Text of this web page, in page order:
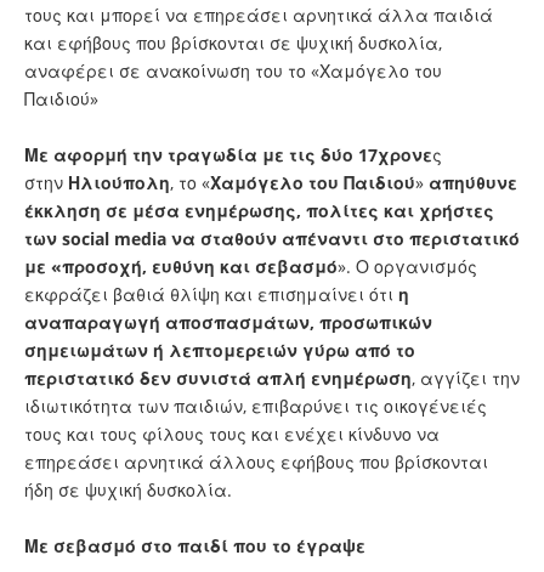
τους και μπορεί να επηρεάσει αρνητικά άλλα παιδιά
και εφήβους που βρίσκονται σε ψυχική δυσκολία,
αναφέρει σε ανακοίνωση του το «Χαμόγελο του
Παιδιού»
Με αφορμή την τραγωδία με τις δύο 17χρονες
στην Ηλιούπολη, το «Χαμόγελο του Παιδιού» απηύθυνε
έκκληση σε μέσα ενημέρωσης, πολίτες και χρήστες
των social media να σταθούν απέναντι στο περιστατικό
με «προσοχή, ευθύνη και σεβασμό». Ο οργανισμός
εκφράζει βαθιά θλίψη και επισημαίνει ότι η
αναπαραγωγή αποσπασμάτων, προσωπικών
σημειωμάτων ή λεπτομερειών γύρω από το
περιστατικό δεν συνιστά απλή ενημέρωση, αγγίζει την
ιδιωτικότητα των παιδιών, επιβαρύνει τις οικογένειές
τους και τους φίλους τους και ενέχει κίνδυνο να
επηρεάσει αρνητικά άλλους εφήβους που βρίσκονται
ήδη σε ψυχική δυσκολία.
Με σεβασμό στο παιδί που το έγραψε